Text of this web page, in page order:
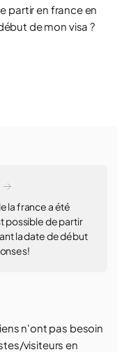
partir en france en
de mon visa ?
la france a été
possible de partir
la date de début
n'ont pas besoin
visiteurs en